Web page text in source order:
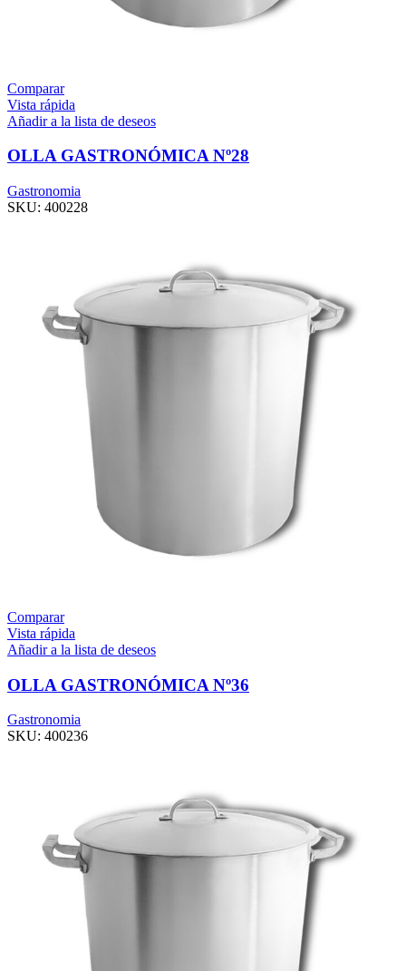
Comparar
Vista rápida
Añadir a la lista de deseos
OLLA GASTRONÓMICA Nº28
Gastronomia
SKU: 400228
Comparar
Vista rápida
Añadir a la lista de deseos
OLLA GASTRONÓMICA Nº36
Gastronomia
SKU: 400236